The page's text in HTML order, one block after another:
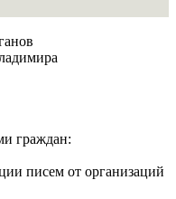
граждан:
писем от организаций